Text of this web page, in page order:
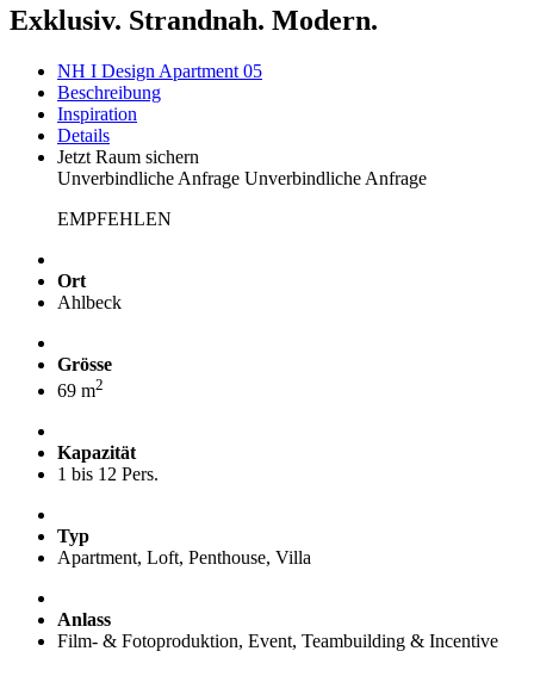
Exklusiv. Strandnah. Modern.
NH I Design Apartment 05
Beschreibung
Inspiration
Details
Jetzt Raum sichern
Unverbindliche Anfrage Unverbindliche Anfrage
EMPFEHLEN
Ort
Ahlbeck
Grösse
69 m2
Kapazität
1 bis 12 Pers.
Typ
Apartment, Loft, Penthouse, Villa
Anlass
Film- & Fotoproduktion, Event, Teambuilding & Incentive